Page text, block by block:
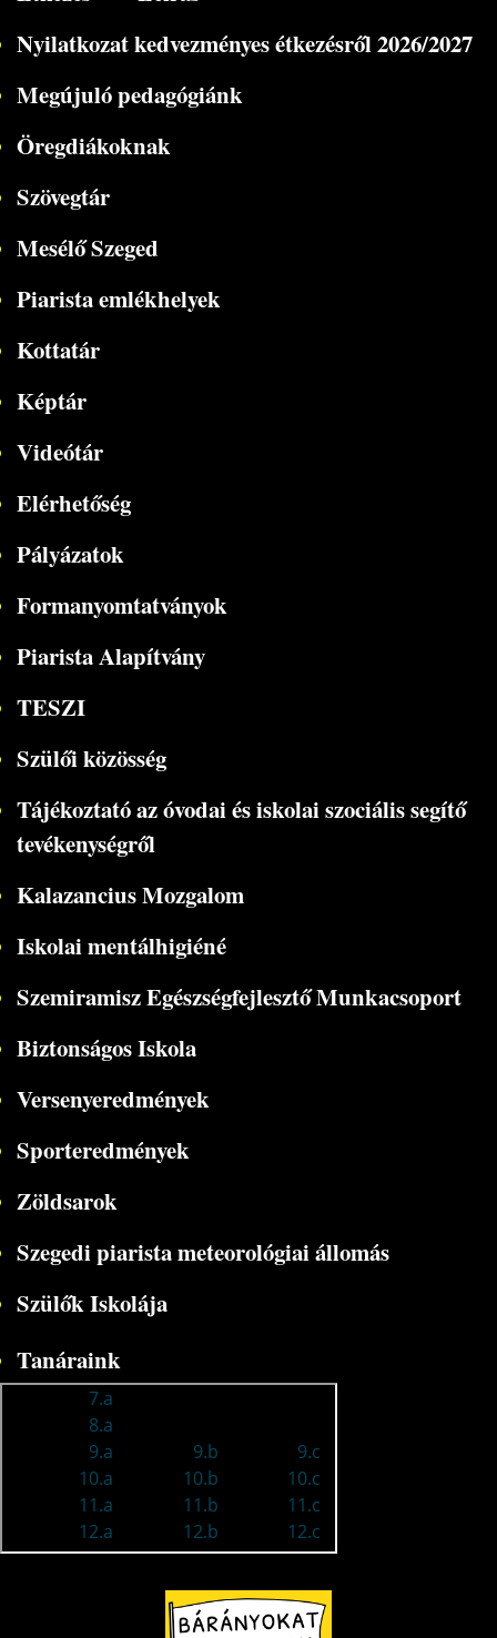
Nyilatkozat kedvezményes étkezésről 2026/2027
Megújuló pedagógiánk
Öregdiákoknak
Szövegtár
Mesélő Szeged
Piarista emlékhelyek
Kottatár
Képtár
Videótár
Elérhetőség
Pályázatok
Formanyomtatványok
Piarista Alapítvány
TESZI
Szülői közösség
Tájékoztató az óvodai és iskolai szociális segítő
tevékenységről
Kalazancius Mozgalom
Iskolai mentálhigiéné
Szemiramisz Egészségfejlesztő Munkacsoport
Biztonságos Iskola
Versenyeredmények
Sporteredmények
Zöldsarok
Szegedi piarista meteorológiai állomás
Szülők Iskolája
Tanáraink